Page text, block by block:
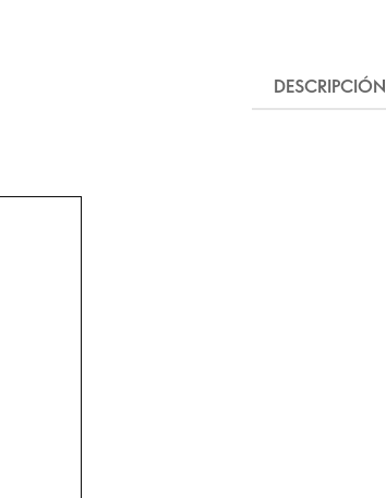
DESCRIPCIÓN